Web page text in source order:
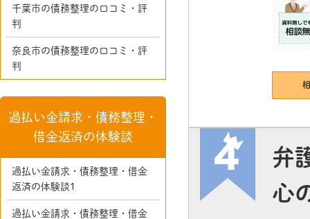
弁
心
千葉市の債務整理の口コミ・評
判
奈良市の債務整理の口コミ・評
判
過払い金請求・債務整理・
借金返済の体験談
過払い金請求・債務整理・借金
返済の体験談1
過払い金請求・債務整理・借金